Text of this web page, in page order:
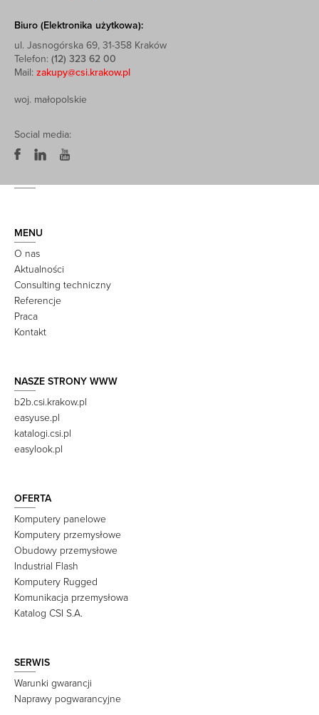
Biuro (Elektronika użytkowa):
ul. Jasnogórska 69, 31-358 Kraków
Telefon: (12) 323 62 00
Mail: zakupy@csi.krakow.pl
woj. małopolskie
Social media:
MENU
O nas
Aktualności
Consulting techniczny
Referencje
Praca
Kontakt
NASZE STRONY WWW
b2b.csi.krakow.pl
easyuse.pl
katalogi.csi.pl
easylook.pl
OFERTA
Komputery panelowe
Komputery przemysłowe
Obudowy przemysłowe
Industrial Flash
Komputery Rugged
Komunikacja przemysłowa
Katalog CSI S.A.
SERWIS
Warunki gwarancji
Naprawy pogwarancyjne